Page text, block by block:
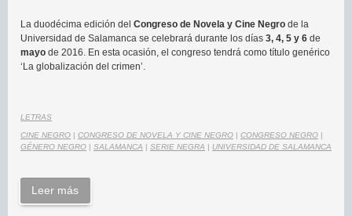
La duodécima edición del Congreso de Novela y Cine Negro de la
Universidad de Salamanca se celebrará durante los días 3, 4, 5 y 6 de
mayo de 2016. En esta ocasión, el congreso tendrá como título genérico
‘La globalización del crimen’.
LETRAS
CINE NEGRO | CONGRESO DE NOVELA Y CINE NEGRO | CONGRESO NEGRO |
GÉNERO NEGRO | SALAMANCA | SERIE NEGRA | UNIVERSIDAD DE SALAMANCA
Leer más